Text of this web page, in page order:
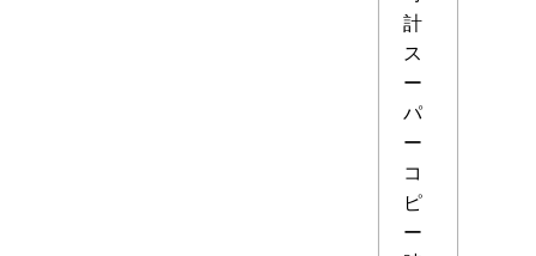
計
ス
ー
パ
ー
コ
ピ
ー